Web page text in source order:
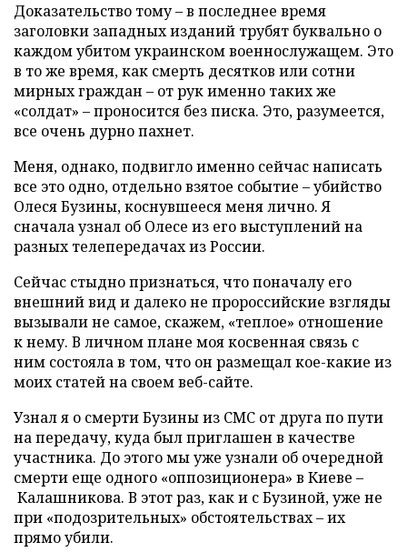
Доказательство тому – в последнее время
заголовки западных изданий трубят буквально о
каждом убитом украинском военнослужащем. Это
в то же время, как смерть десятков или сотни
мирных граждан – от рук именно таких же
«солдат» –проносится без писка. Это, разумеется,
все очень дурно пахнет.
Меня, однако, подвигло именно сейчас написать
все это одно, отдельно взятое событие – убийство
Олеся Бузины, коснувшееся меня лично. Я
сначала узнал об Олесе из его выступлений на
разных телепередачах из России.
Сейчас стыдно признаться, что поначалу его
внешний вид и далеко не пророссийские взгляды
вызывали не самое, скажем, «теплое» отношение
к нему. В личном плане моя косвенная связь с
ним состояла в том, что он размещал кое-какие из
моих статей на своем веб-сайте.
Узнал я о смерти Бузины из СМС от друга по пути
на передачу, куда был приглашен в качестве
участника. До этого мы уже узнали об очередной
смерти еще одного «оппозиционера» в Киеве –
Калашникова. В этот раз, как и с Бузиной, уже не
при «подозрительных» обстоятельствах – их
прямо убили.